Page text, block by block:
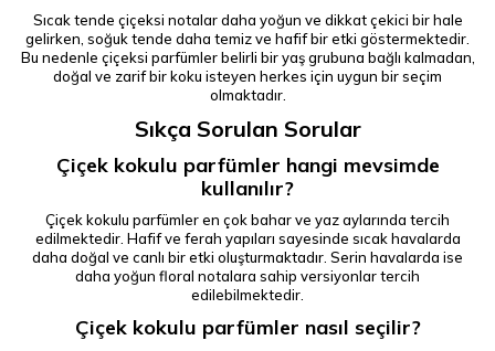
Sıcak tende çiçeksi notalar daha yoğun ve dikkat çekici bir hale
gelirken, soğuk tende daha temiz ve hafif bir etki göstermektedir.
Bu nedenle çiçeksi parfümler belirli bir yaş grubuna bağlı kalmadan,
doğal ve zarif bir koku isteyen herkes için uygun bir seçim
olmaktadır.
Sıkça Sorulan Sorular
Çiçek kokulu parfümler hangi mevsimde
kullanılır?
Çiçek kokulu parfümler en çok bahar ve yaz aylarında tercih
edilmektedir. Hafif ve ferah yapıları sayesinde sıcak havalarda
daha doğal ve canlı bir etki oluşturmaktadır. Serin havalarda ise
daha yoğun floral notalara sahip versiyonlar tercih
edilebilmektedir.
Çiçek kokulu parfümler nasıl seçilir?